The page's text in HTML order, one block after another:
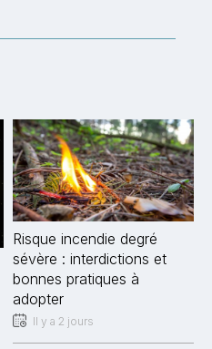
Risque incendie degré
sévère : interdictions et
bonnes pratiques à
adopter
Il y a 2 jours